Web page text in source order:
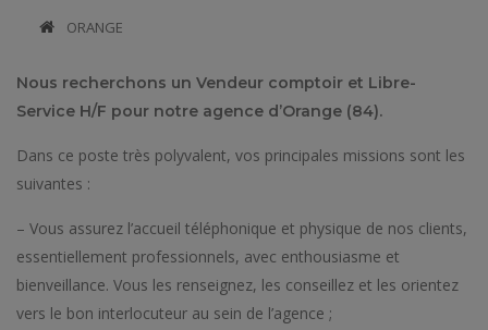
​ ORANGE
Nous recherchons un Vendeur comptoir et Libre-
Service H/F pour notre agence d’Orange (84).
Dans ce poste très polyvalent, vos principales missions sont les
suivantes :
– Vous assurez l’accueil téléphonique et physique de nos clients,
essentiellement professionnels, avec enthousiasme et
bienveillance. Vous les renseignez, les conseillez et les orientez
vers le bon interlocuteur au sein de l’agence ;